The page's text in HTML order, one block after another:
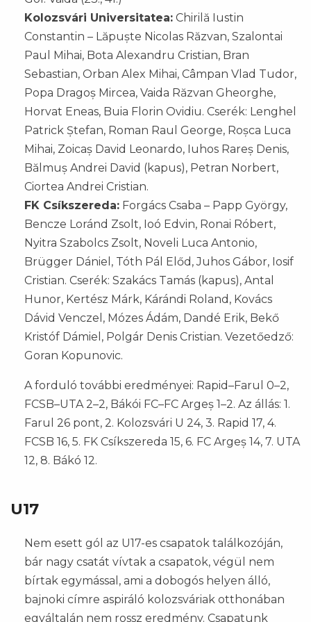
Kolozsvári Universitatea: Chirilă Iustin
Constantin – Lăpuște Nicolas Răzvan, Szalontai
Paul Mihai, Bota Alexandru Cristian, Bran
Sebastian, Orban Alex Mihai, Câmpan Vlad Tudor,
Popa Dragoș Mircea, Vaida Răzvan Gheorghe,
Horvat Eneas, Buia Florin Ovidiu. Cserék: Lenghel
Patrick Ștefan, Roman Raul George, Roșca Luca
Mihai, Zoicaș David Leonardo, Iuhos Rareș Denis,
Bălmuș Andrei David (kapus), Petran Norbert,
Ciortea Andrei Cristian.
FK Csíkszereda: Forgács Csaba – Papp György,
Bencze Loránd Zsolt, Ioó Edvin, Ronai Róbert,
Nyitra Szabolcs Zsolt, Noveli Luca Antonio,
Brügger Dániel, Tóth Pál Előd, Juhos Gábor, Iosif
Cristian. Cserék: Szakács Tamás (kapus), Antal
Hunor, Kertész Márk, Kárándi Roland, Kovács
Dávid Venczel, Mózes Ádám, Dandé Erik, Bekő
Kristóf Dámiel, Polgár Denis Cristian. Vezetőedző:
Goran Kopunovic.
A forduló további eredményei: Rapid–Farul 0–2,
FCSB–UTA 2–2, Bákói FC–FC Argeș 1–2. Az állás: 1.
Farul 26 pont, 2. Kolozsvári U 24, 3. Rapid 17, 4.
FCSB 16, 5. FK Csíkszereda 15, 6. FC Argeș 14, 7. UTA
12, 8. Bákó 12.
U17
Nem esett gól az U17-es csapatok találkozóján,
bár nagy csatát vívtak a csapatok, végül nem
bírtak egymással, ami a dobogós helyen álló,
bajnoki címre aspiráló kolozsváriak otthonában
egyáltalán nem rossz eredmény. Csapatunk